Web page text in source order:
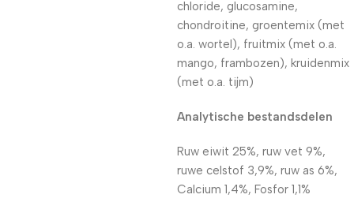
chloride, glucosamine,
chondroitine, groentemix (met
o.a. wortel), fruitmix (met o.a.
mango, frambozen), kruidenmix
(met o.a. tijm)
Analytische bestandsdelen
Ruw eiwit 25%, ruw vet 9%,
ruwe celstof 3,9%, ruw as 6%,
Calcium 1,4%, Fosfor 1,1%